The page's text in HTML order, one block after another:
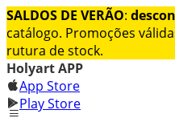
SALDOS DE VERÃO:
catálogo. Promoções
rutura de stock.
Holyart APP
App Store
Play Store